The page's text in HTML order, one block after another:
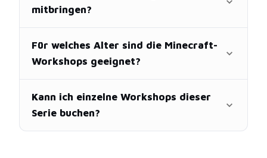
mitbringen?
Für welches Alter sind die Minecraft-
Workshops geeignet?
Kann ich einzelne Workshops dieser
Serie buchen?